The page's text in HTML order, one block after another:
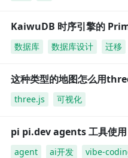
KaiwuDB 时序引擎的
数据库 数据库设计 迁移
这种类型的地图怎么用
three.js 可视化
pi pi.dev agents 工具使
agent ai开发 vibe-